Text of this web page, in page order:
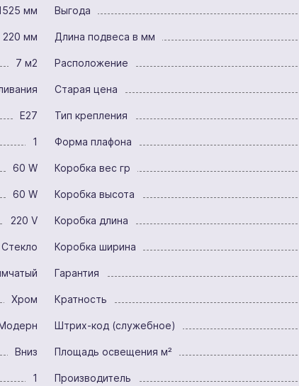
мм
220 мм
7 м2
E27
1
60 W
60 W
220 V
Стекло
Хром
Вниз
1
Выгода
Длина подвеса в мм
Расположение
Старая цена
Тип крепления
Форма плафона
Коробка вес гр
Коробка высота
Коробка длина
Коробка ширина
Гарантия
Кратность
Штрих-код (служебное)
Площадь освещения м²
Производитель